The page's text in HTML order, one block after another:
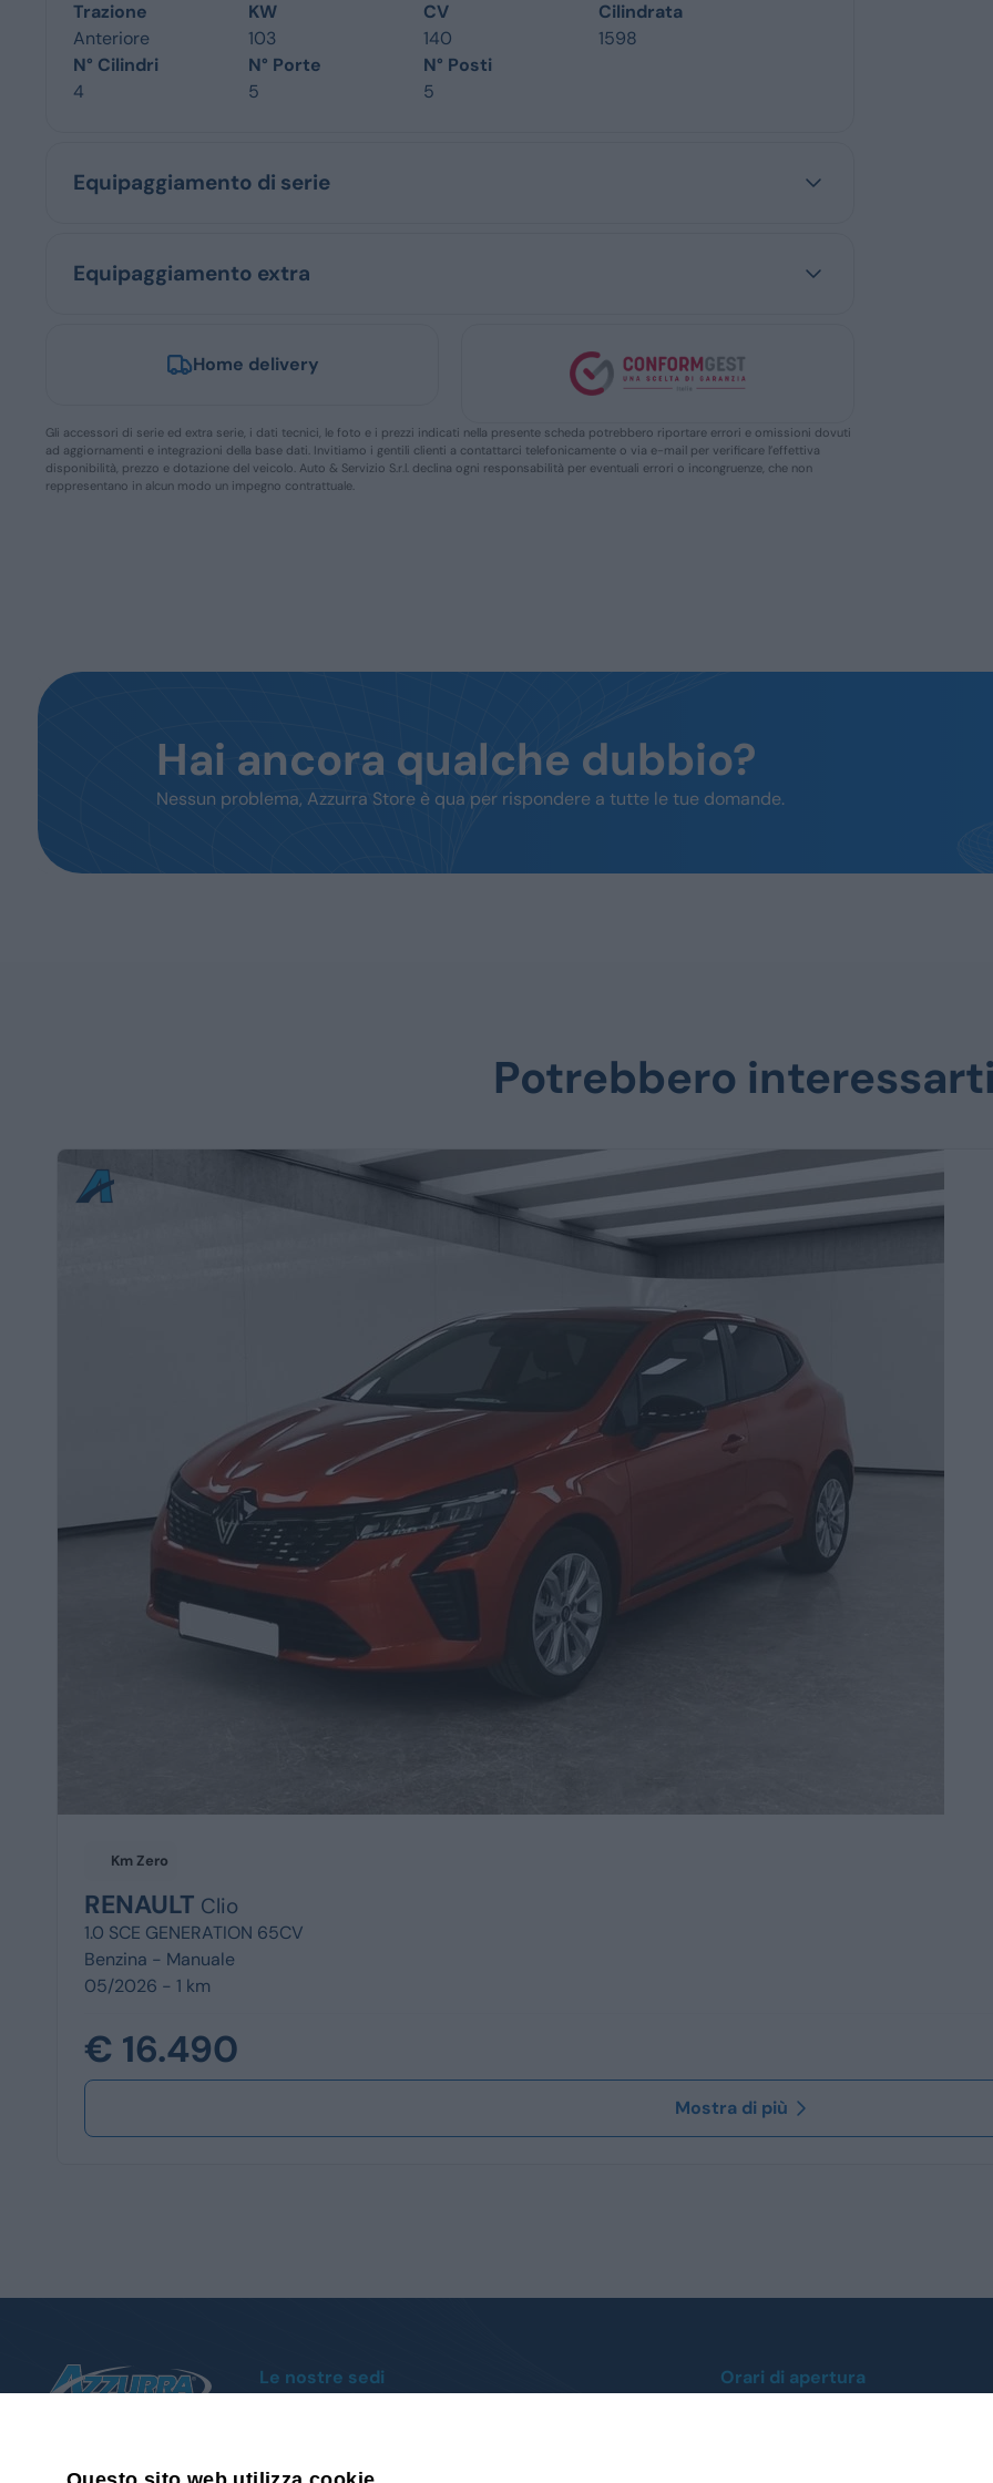
Trazione
Anteriore
KW
103
CV
140
Cilindrata
1598
N° Cilindri
4
N° Porte
5
N° Posti
5
Equipaggiamento di serie
Equipaggiamento extra
Home delivery
Gli accessori di serie ed extra serie, i dati tecnici, le foto e i prezzi indicati nella presente scheda potrebbero riportare errori e omissioni dovuti
ad aggiornamenti e integrazioni della base dati. Invitiamo i gentili clienti a contattarci telefonicamente o via e-mail per verificare l’effettiva
disponibilità, prezzo e dotazione del veicolo. Auto & Servizio S.r.l. declina ogni responsabilità per eventuali errori o incongruenze, che non
reppresentano in alcun modo un impegno contrattuale.
Hai ancora qualche dubbio?
Nessun problema, Azzurra Store è qua per rispondere a tutte le tue domande.
Potrebbero
Km Zero
RENAULT Clio
1.0 SCE GENERATION 65CV
Benzina - Manuale
05/2026 - 1 km
€ 16.490
Mostra di più
Le nostre sedi
Via della Motorizzazione, 1 - Tel.
Orari di apertura